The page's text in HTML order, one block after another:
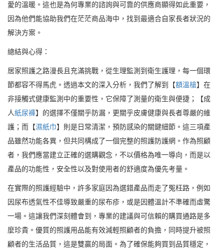
愛的溫暖。這也是為何專業的諮詢與可靠的供應商顯得如此重要，
因為他們能協助我們在茫茫商品海中，找到最適合自家長者狀況的
解決方案。
總結與心得：
居家照護之路漫長且充滿挑戰，從生理監測到衛生護理，每一個環
節都容不得馬虎。透過本文的深入分析，我們了解到【額溫槍】在
非接觸式健康監測中的重要性，它保障了測量的衛生與便捷；【成
人紙尿褲】的選擇不僅關乎防漏，更關乎皮膚健康與長者尊嚴的維
護；而【濕紙巾】則是日常清潔，預防感染的關鍵細節。這三項產
品雖然功能各異，但共同構成了一個完整的照護防護網。作為照顧
者，我們應當建立正確的選購觀念，不以價格為唯一導向，而是以
產品的功能性，安全性以及對使用者的舒適度為優先考量。
在實際的照護經驗中，許多家庭因為選錯產品而走了冤枉路，例如
因尿布透氣性不佳導致嚴重的尿布疹，或是因體溫計不準確而虛驚
一場。這讓我們深刻體會到，專業的建議與可信賴的購買通路是多
麼珍貴。優質的照護用品能有效減輕照顧者的負擔，同時提升被照
顧者的生活品質，這是雙贏的局面。為了確保能夠買到品質穩定，